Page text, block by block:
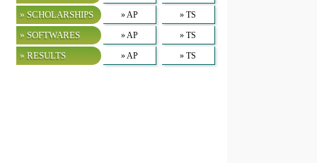
» SCHOLARSHIPS » AP » TS
» SOFTWARES » AP » TS
» RESULTS » AP » TS